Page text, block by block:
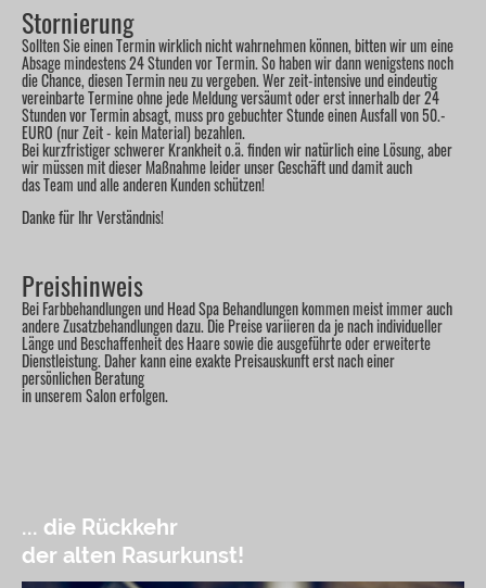
Stornierung
Sollten Sie einen Termin wirklich nicht wahrnehmen können, bitten wir um eine
Absage mindestens 24 Stunden vor Termin. So haben wir dann wenigstens noch
die Chance, diesen Termin neu zu vergeben. Wer zeit-intensive und eindeutig
vereinbarte Termine ohne jede Meldung versäumt oder erst innerhalb der 24
Stunden vor Termin absagt, muss pro gebuchter Stunde einen Ausfall von 50.-
EURO (nur Zeit - kein Material) bezahlen.
Bei kurzfristiger schwerer Krankheit o.ä. finden wir natürlich eine Lösung, aber
wir müssen mit dieser Maßnahme leider unser Geschäft und damit auch
das Team und alle anderen Kunden schützen!
Danke für Ihr Verständnis!
Preishinweis
Bei Farbbehandlungen und Head Spa Behandlungen kommen meist immer auch
andere Zusatzbehandlungen dazu. Die Preise variieren da je nach individueller
Länge und Beschaffenheit des Haare sowie die ausgeführte oder erweiterte
Dienstleistung. Daher kann eine exakte Preisauskunft erst nach einer
persönlichen Beratung
in unserem Salon erfolgen.
... die Rückkehr
der alten Rasurkunst!